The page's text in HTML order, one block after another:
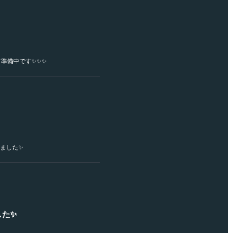
備中です✨✨✨
した✨
✨